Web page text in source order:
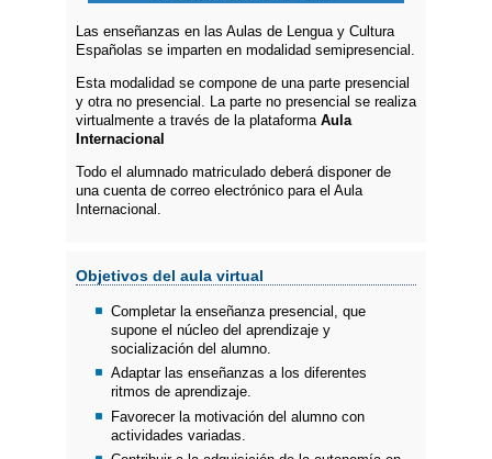
Las enseñanzas en las Aulas de Lengua y Cultura
Españolas se imparten en modalidad semipresencial.
Esta modalidad se compone de una parte presencial
y otra no presencial. La parte no presencial se realiza
virtualmente a través de la plataforma Aula
Internacional
Todo el alumnado matriculado deberá disponer de
una cuenta de correo electrónico para el Aula
Internacional.
Objetivos del aula virtual
Completar la enseñanza presencial, que
supone el núcleo del aprendizaje y
socialización del alumno.
Adaptar las enseñanzas a los diferentes
ritmos de aprendizaje.
Favorecer la motivación del alumno con
actividades variadas.